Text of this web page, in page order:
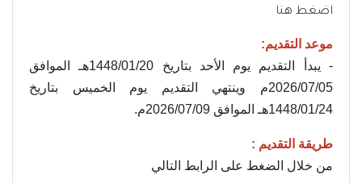
اضغط هنا
موعد التقديم:
- يبدأ التقديم يوم الأحد بتاريخ 1448/01/20هـ الموافق
2026/07/05م وينتهي التقديم يوم الخميس بتاريخ
1448/01/24هـ الموافق 2026/07/09م.
طريقة التقديم :
من خلال الضغط على الرابط التالي